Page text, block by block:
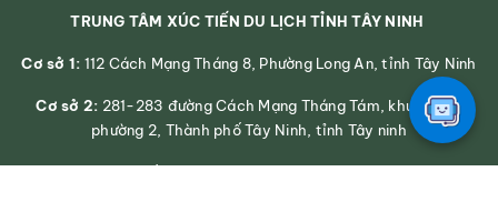
TRUNG TÂM XÚC TIẾN DU LỊCH TỈNH TÂY NINH
Cơ sở 1: 112 Cách Mạng Tháng 8, Phường Long An, tỉnh Tây Ninh
Cơ sở 2: 281-283 đường Cách Mạng Tháng Tám, khu phố 2,
phường 2, Thành phố Tây Ninh, tỉnh Tây ninh
Số điện thoại: 0272 3939545